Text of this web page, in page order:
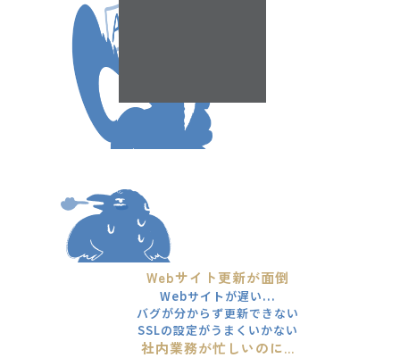
Webサイト更新が面倒
Webサイトが遅い...
バグが分からず更新できない
SSLの設定がうまくいかない
社内業務が忙しいのに...